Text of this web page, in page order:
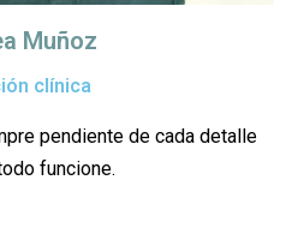
Muñoz
clínica
pendiente de cada detalle
funcione.